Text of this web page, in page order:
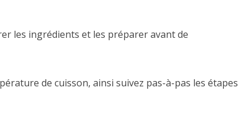
les ingrédients et les préparer avant de
de cuisson, ainsi suivez pas-à-pas les étapes